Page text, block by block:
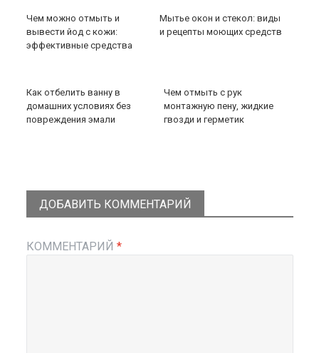
Чем можно отмыть и
вывести йод с кожи:
эффективные средства
Мытье окон и стекол: виды
и рецепты моющих средств
Как отбелить ванну в
домашних условиях без
повреждения эмали
Чем отмыть с рук
монтажную пену, жидкие
гвозди и герметик
ДОБАВИТЬ КОММЕНТАРИЙ
КОММЕНТАРИЙ*